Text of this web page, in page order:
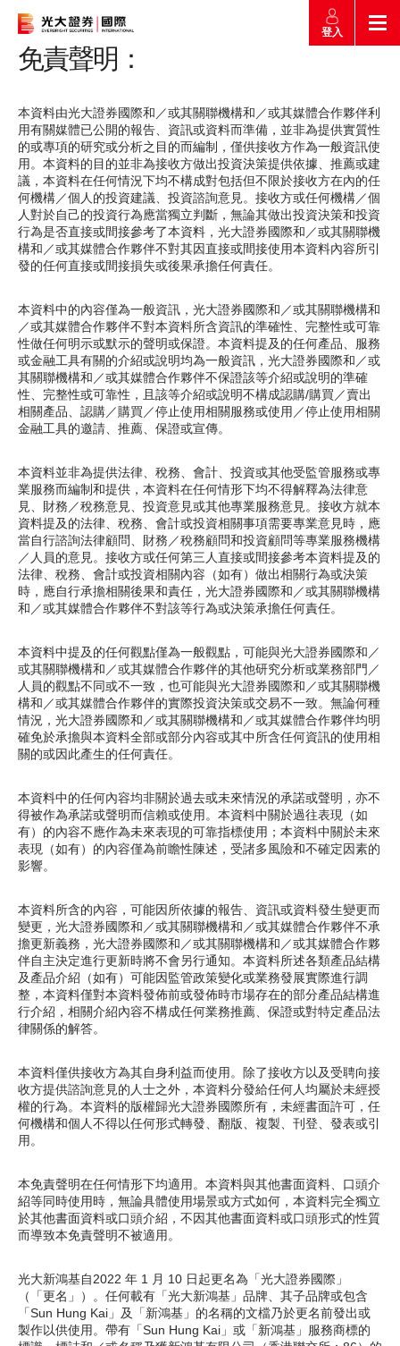
市場快訊
返回
市場快訊
市場概要
股票搜尋
財經日誌
新股上市
市場導航
返回
市場導航
研究報告總覽
投資速遞
媒體訪問
新股快訊
產品
返回
產品
簡介
港股
證券孖展買賣
認購新股
滬港通
深港通
美股
海外股票
人壽保險及投資相連壽險計劃
一般保險
互惠基金
期貨合約
股票期權
認股證
結構性產品
交易所買賣基金
外匯服務
外匯交易
資富理財帳戶
幫助
返回
幫助
收費及其他費用
激活您的網上帳戶
交易
款項處理
股票處理
流動交易 (eMO!)
報價服務
帳戶
產品
下載
光證財富高
eMO! 免費流動交易程式
「期貨寶」免費試用
「期貨寶」
股票期權寶
「港股易」(簡體版)
美股易II
MT4
表格
交易示範
港股網上交易平台
期貨寶
股票期權寶
流動股票期權交易
聯絡我們
EN 繁 简
登入
免責聲明：
本資料由光大證券國際和／或其關聯機構和／或其媒體合作夥伴利
用有關媒體已公開的報告、資訊或資料而準備，並非為提供實質性
的或專項的研究或分析之目的而編制，僅供接收方作為一般資訊使
用。本資料的目的並非為接收方做出投資決策提供依據、推薦或建
議，本資料在任何情況下均不構成對包括但不限於接收方在內的任
何機構／個人的投資建議、投資諮詢意見。接收方或任何機構／個
人對於自己的投資行為應當獨立判斷，無論其做出投資決策和投資
行為是否直接或間接參考了本資料，光大證券國際和／或其關聯機
構和／或其媒體合作夥伴不對其因直接或間接使用本資料內容所引
發的任何直接或間接損失或後果承擔任何責任。
本資料中的內容僅為一般資訊，光大證券國際和／或其關聯機構和
／或其媒體合作夥伴不對本資料所含資訊的準確性、完整性或可靠
性做任何明示或默示的聲明或保證。本資料提及的任何產品、服務
或金融工具有關的介紹或說明均為一般資訊，光大證券國際和／或
其關聯機構和／或其媒體合作夥伴不保證該等介紹或說明的準確
性、完整性或可靠性，且該等介紹或說明不構成認購/購買／賣出
相關產品、認購／購買／停止使用相關服務或使用／停止使用相關
金融工具的邀請、推薦、保證或宣傳。
本資料並非為提供法律、稅務、會計、投資或其他受監管服務或專
業服務而編制和提供，本資料在任何情形下均不得解釋為法律意
見、財務／稅務意見、投資意見或其他專業服務意見。接收方就本
資料提及的法律、稅務、會計或投資相關事項需要專業意見時，應
當自行諮詢法律顧問、財務／稅務顧問和投資顧問等專業服務機構
／人員的意見。接收方或任何第三人直接或間接參考本資料提及的
法律、稅務、會計或投資相關內容（如有）做出相關行為或決策
時，應自行承擔相關後果和責任，光大證券國際和／或其關聯機構
和／或其媒體合作夥伴不對該等行為或決策承擔任何責任。
本資料中提及的任何觀點僅為一般觀點，可能與光大證券國際和／
或其關聯機構和／或其媒體合作夥伴的其他研究分析或業務部門／
人員的觀點不同或不一致，也可能與光大證券國際和／或其關聯機
構和／或其媒體合作夥伴的實際投資決策或交易不一致。無論何種
情況，光大證券國際和／或其關聯機構和／或其媒體合作夥伴均明
確免於承擔與本資料全部或部分內容或其中所含任何資訊的使用相
關的或因此產生的任何責任。
本資料中的任何內容均非關於過去或未來情況的承諾或聲明，亦不
得被作為承諾或聲明而信賴或使用。本資料中關於過往表現（如
有）的內容不應作為未來表現的可靠指標使用；本資料中關於未來
表現（如有）的內容僅為前瞻性陳述，受諸多風險和不確定因素的
影響。
本資料所含的內容，可能因所依據的報告、資訊或資料發生變更而
變更，光大證券國際和／或其關聯機構和／或其媒體合作夥伴不承
擔更新義務，光大證券國際和／或其關聯機構和／或其媒體合作夥
伴自主決定進行更新時將不會另行通知。本資料所述各類產品結構
及產品介紹（如有）可能因監管政策變化或業務發展實際進行調
整，本資料僅對本資料發佈前或發佈時市場存在的部分產品結構進
行介紹，相關介紹內容不構成任何業務推薦、保證或對特定產品法
律關係的解答。
本資料僅供接收方為其自身利益而使用。除了接收方以及受聘向接
收方提供諮詢意見的人士之外，本資料分發給任何人均屬於未經授
權的行為。本資料的版權歸光大證券國際所有，未經書面許可，任
何機構和個人不得以任何形式轉發、翻版、複製、刊登、發表或引
用。
本免責聲明在任何情形下均適用。本資料與其他書面資料、口頭介
紹等同時使用時，無論具體使用場景或方式如何，本資料完全獨立
於其他書面資料或口頭介紹，不因其他書面資料或口頭形式的性質
而導致本免責聲明不被適用。
光大新鴻基自2022 年 1 月 10 日起更名為「光大證券國際」
（「更名」）。任何載有「光大新鴻基」品牌、其子品牌或包含
「Sun Hung Kai」及「新鴻基」的名稱的文檔乃於更名前發出或
製作以供使用。帶有「Sun Hung Kai」或「新鴻基」服務商標的